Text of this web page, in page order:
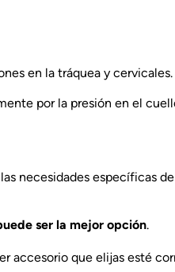
en la tráquea y cervicales.
por la presión en el
necesidades específicas
ser la mejor opción.
accesorio que elijas esté